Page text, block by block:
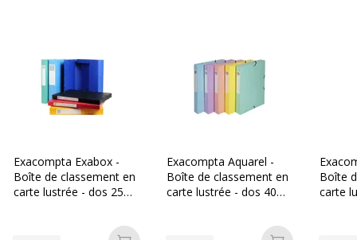
Exacompta Exabox -
Boîte de classement en
carte lustrée - dos 25
Exacompta Aquarel -
Boîte de classement en
carte lustrée - dos 40
Boîte
carte